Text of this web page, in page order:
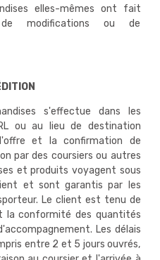
elles-mêmes ont fait
modifications ou de
s'effectue dans les
ou au lieu de destination
et la confirmation de
par des coursiers ou autres
et produits voyagent sous
et sont garantis par les
Le client est tenu de
la conformité des quantités
Les délais
entre 2 et 5 jours ouvrés,